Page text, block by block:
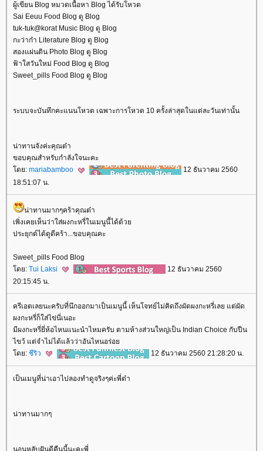
ผู้เขียน Blog หมวดเนื้อหา Blog ได้รับโหวต
Sai Eeuu Food Blog ดู Blog
tuk-tuk@korat Music Blog ดู Blog
กะว่าก๋า Literature Blog ดู Blog
สองแผ่นดิน Photo Blog ดู Blog
ฟ้าใสวันใหม่ Food Blog ดู Blog
Sweet_pills Food Blog ดู Blog
ระบบจะบันทึกคะแนนโหวต เฉพาะการโหวต 10 ครั้งล่าสุดในแต่ละวันเท่านั้น
น่าทานจังค่ะคุณต๋า
ขอบคุณสำหรับกำลังใจนะคะ
ดย: mariabamboo
12 ธันวาคม 2560
18:51:07 น.
น่าทานมากๆคร้าคุณต๋า
เพิ่งเคยเห็นว่าใส่ผงกะหรี่ในเมนูนี้ได้ด้ว
ประยุกต์ได้ดูดีคร้า...ขอบคุณคะ
Sweet_pills Food Blog
ดย: Tui Laksi
12 ธันวาคม 2560
20:15:45 น.
ครีเอตเลยนะครับที่นึกออกมาเป็นเมนูนี้ เห็นโจทย์ไม่คิดถึงผัดผงกะหรี่เลย แต่ผัด
ผงกะหรี่ก็ใส่ไข่นี่เนอะ
มีผงกะหรี่ยี่ห้อไหนแนะนำไหมครับ ตามห้างส่วนใหญ่เป็น Indian Choice กับปืน
ไขว้ แต่จำไม่ได้แล้วว่าอันไหนอร่อ
ดย: ชีริว 12 ธันวาคม 2560 21:28:20 น.
เป็นเมนูที่น่าเอาไปลองทำดูจริงๆค่ะพี่ต๋า
น่าทานมากๆ